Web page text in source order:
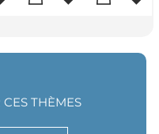
THÈMES